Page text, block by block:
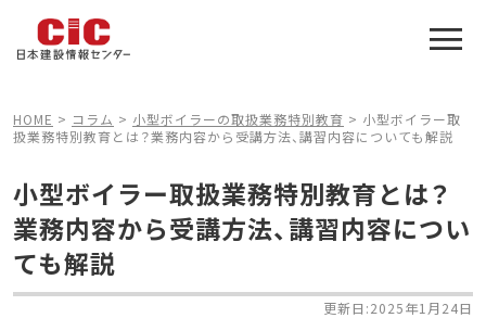
HOME > コラム > 小型ボイラーの取扱業務特別教育 > 小型ボイラー取
扱業務特別教育とは？業務内容から受講方法、講習内容についても解説
小型ボイラー取扱業務特別教育とは？
業務内容から受講方法、講習内容につい
ても解説
更新日:2025年1月24日